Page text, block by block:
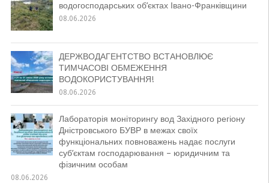
водогосподарських об’єктах Івано-Франківщини
08.06.2026
ДЕРЖВОДАГЕНТСТВО ВСТАНОВЛЮЄ
ТИМЧАСОВІ ОБМЕЖЕННЯ
ВОДОКОРИСТУВАННЯ!
08.06.2026
Лабораторія моніторингу вод Західного регіону
Дністровського БУВР в межах своїх
функціональних повноважень надає послуги
суб’єктам господарювання – юридичним та
фізичним особам
08.06.2026